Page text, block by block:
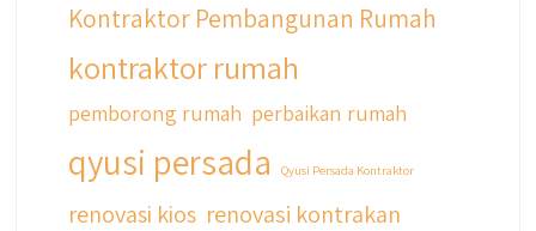
Kontraktor Pembangunan Rumah
kontraktor rumah
pemborong rumah perbaikan rumah
qyusi persada Qyusi Persada Kontraktor
renovasi kios renovasi kontrakan